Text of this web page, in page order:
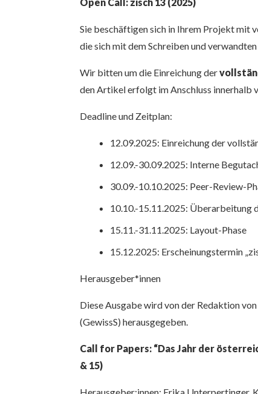
Sie beschäftigen sich in Ihrem Projekt mit
die sich mit dem Schreiben und
Wir bitten um die Einreichung der
den Artikel erfolgt im Anschluss innerhalb
Deadline und Zeitplan:
12.09.2025: Einreichung der
12.09.-30.09.2025: Interne
30.09.-10.10.2025: Peer-Review-
10.10.-15.11.2025: Überarbeitung
15.11.-31.11.2025: Layout-Phase
15.12.2025: Erscheinungstermin
Herausgeber*innen
Diese Ausgabe wird von der Redaktion
(GewissS) herausgegeben.
Call for Papers: “Das Jahr der
& 15)